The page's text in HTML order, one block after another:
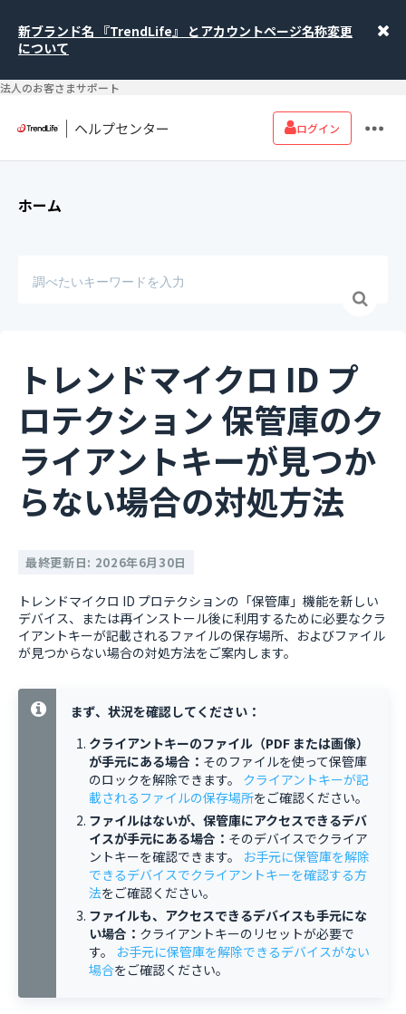
新ブランド名 『TrendLife』 とアカウントページ名称変更
について
法人のお客さまサポート
ヘルプセンター ログイン
ホーム
トレンドマイクロ ID プ
ロテクション 保管庫のク
ライアントキーが見つか
らない場合の対処方法
最終更新日: 2026年6月30日
トレンドマイクロ ID プロテクションの「保管庫」機能を新しい
デバイス、または再インストール後に利用するために必要なクラ
イアントキーが記載されるファイルの保存場所、およびファイル
が見つからない場合の対処方法をご案内します。
まず、状況を確認してください：
クライアントキーのファイル（PDF または画像）
が手元にある場合： そのファイルを使って保管庫
のロックを解除できます。
クライアントキーが記
載されるファイルの保存場所をご確認ください。
ファイルはないが、保管庫にアクセスできるデバ
イスが手元にある場合： そのデバイスでクライア
ントキーを確認できます。
お手元に保管庫を解除
できるデバイスでクライアントキーを確認する方
法をご確認ください。
ファイルも、アクセスできるデバイスも手元にな
い場合： クライアントキーのリセットが必要で
す。
お手元に保管庫を解除できるデバイスがない
場合をご確認ください。